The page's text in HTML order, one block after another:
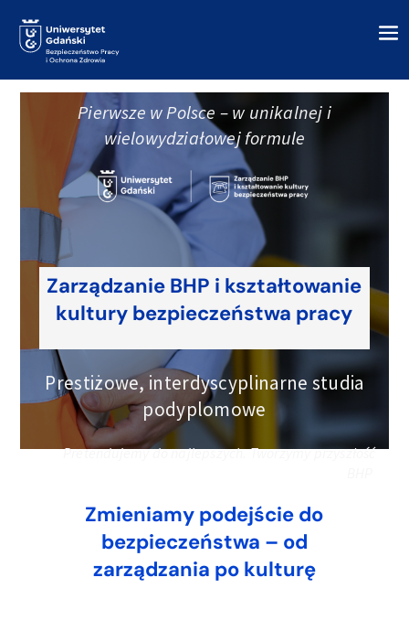
Pierwsze w Polsce – w unikalnej i
wielowydziałowej formule
Zarządzanie BHP i kształtowanie
kultury bezpieczeństwa pracy
Prestiżowe, interdyscyplinarne studia
podyplomowe
Pretendujemy do najlepszych. Tworzymy przyszłość
Zmieniamy podejście do
bezpieczeństwa – od
zarządzania po kulturę